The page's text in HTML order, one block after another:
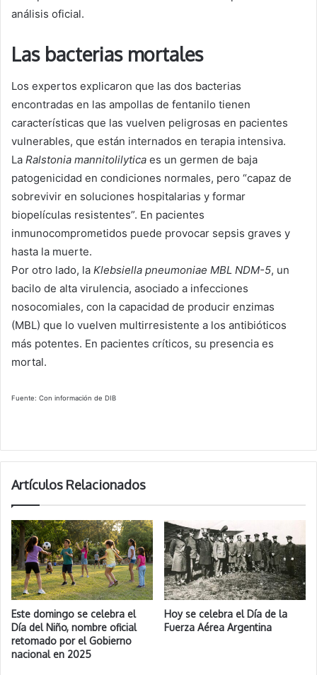
análisis oficial.
Las bacterias mortales
Los expertos explicaron que las dos bacterias
encontradas en las ampollas de fentanilo tienen
características que las vuelven peligrosas en pacientes
vulnerables, que están internados en terapia intensiva.
La Ralstonia mannitolilytica es un germen de baja
patogenicidad en condiciones normales, pero “capaz de
sobrevivir en soluciones hospitalarias y formar
biopelículas resistentes”. En pacientes
inmunocomprometidos puede provocar sepsis graves y
hasta la muerte.
Por otro lado, la Klebsiella pneumoniae MBL NDM-5, un
bacilo de alta virulencia, asociado a infecciones
nosocomiales, con la capacidad de producir enzimas
(MBL) que lo vuelven multirresistente a los antibióticos
más potentes. En pacientes críticos, su presencia es
mortal.
Fuente: Con información de DIB
Artículos Relacionados
Este domingo se celebra el
Día del Niño, nombre oficial
retomado por el Gobierno
nacional en 2025
Hoy se celebra el Día de la
Fuerza Aérea Argentina